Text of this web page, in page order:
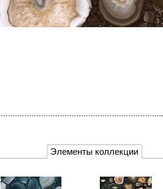
Элементы коллекции